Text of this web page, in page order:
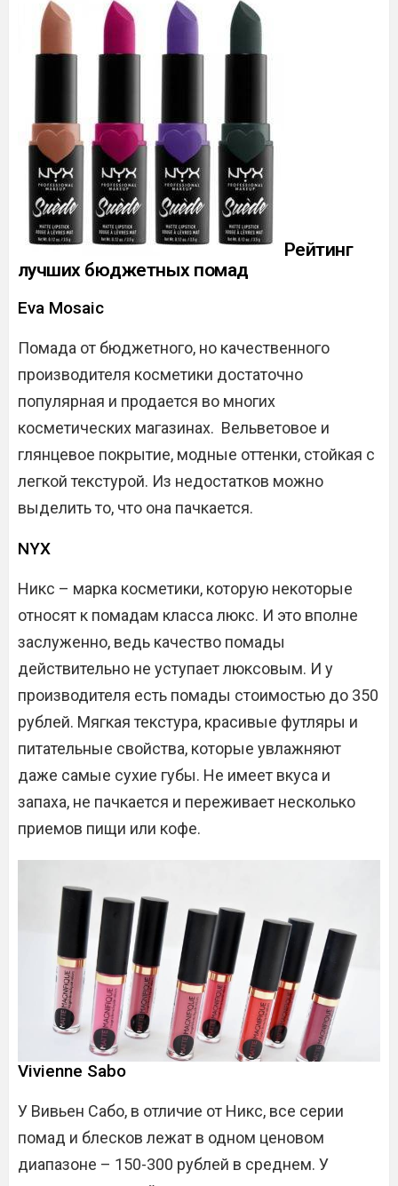
Рейтинг
лучших бюджетных помад
Eva Mosaic
Помада от бюджетного, но качественного
производителя косметики достаточно
популярная и продается во многих
косметических магазинах. Вельветовое и
глянцевое покрытие, модные оттенки, стойкая с
легкой текстурой. Из недостатков можно
выделить то, что она пачкается.
NYX
Никс – марка косметики, которую некоторые
относят к помадам класса люкс. И это вполне
заслуженно, ведь качество помады
действительно не уступает люксовым. И у
производителя есть помады стоимостью до 350
рублей. Мягкая текстура, красивые футляры и
питательные свойства, которые увлажняют
даже самые сухие губы. Не имеет вкуса и
запаха, не пачкается и переживает несколько
приемов пищи или кофе.
Vivienne Sabo
У Вивьен Сабо, в отличие от Никс, все серии
помад и блесков лежат в одном ценовом
диапазоне – 150-300 рублей в среднем. У